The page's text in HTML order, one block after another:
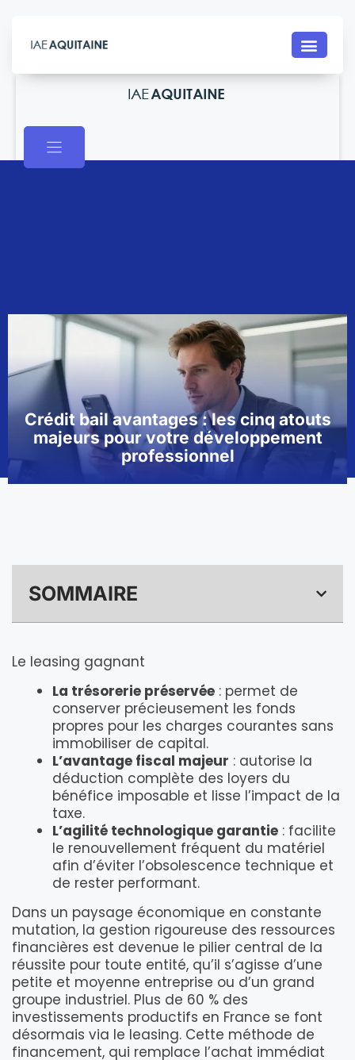
Crédit bail avantages : les cinq atouts
majeurs pour votre développement
professionnel
SOMMAIRE
Le leasing gagnant
La trésorerie préservée : permet de
conserver précieusement les fonds
propres pour les charges courantes sans
immobiliser de capital.
L’avantage fiscal majeur : autorise la
déduction complète des loyers du
bénéfice imposable et lisse l’impact de la
taxe.
L’agilité technologique garantie : facilite
le renouvellement fréquent du matériel
afin d’éviter l’obsolescence technique et
de rester performant.
Dans un paysage économique en constante
mutation, la gestion rigoureuse des ressources
financières est devenue le pilier central de la
réussite pour toute entité, qu’il s’agisse d’une
petite et moyenne entreprise ou d’un grand
groupe industriel. Plus de 60 % des
investissements productifs en France se font
désormais via le leasing. Cette méthode de
financement, qui remplace l’achat immédiat